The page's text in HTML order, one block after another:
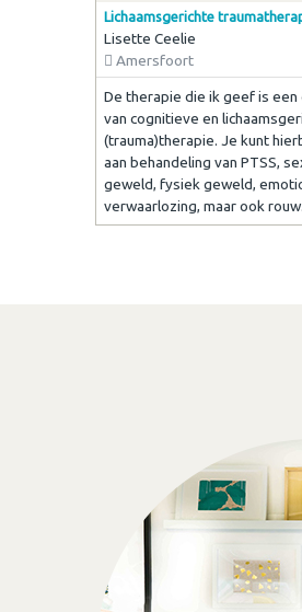
Lichaamsgerichte
Lisette Ceelie
Amersfoort
De therapie die ik geef is een
van cognitieve en
(trauma)therapie. Je kunt
aan behandeling van PTSS,
geweld, fysiek geweld,
verwaarlozing, maar ook rouw.